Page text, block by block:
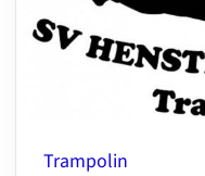
Trampolin